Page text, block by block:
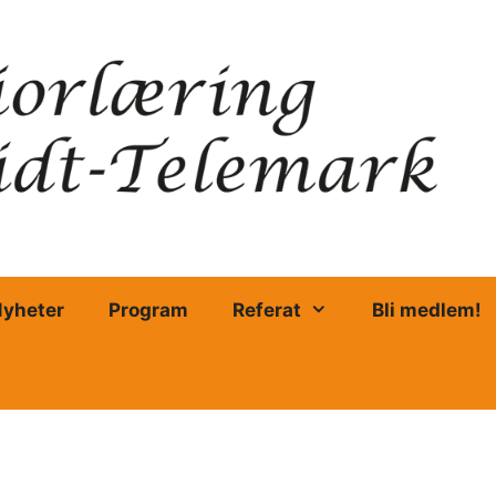
Program Referat Bli medlem!